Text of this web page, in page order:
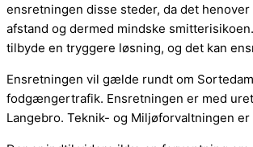
ensretningen disse steder, da det
afstand og dermed mindske
tilbyde en tryggere løsning, og det kan
Ensretningen vil gælde rundt om
fodgængertrafik. Ensretningen er med
Langebro. Teknik- og Miljøforvaltningen